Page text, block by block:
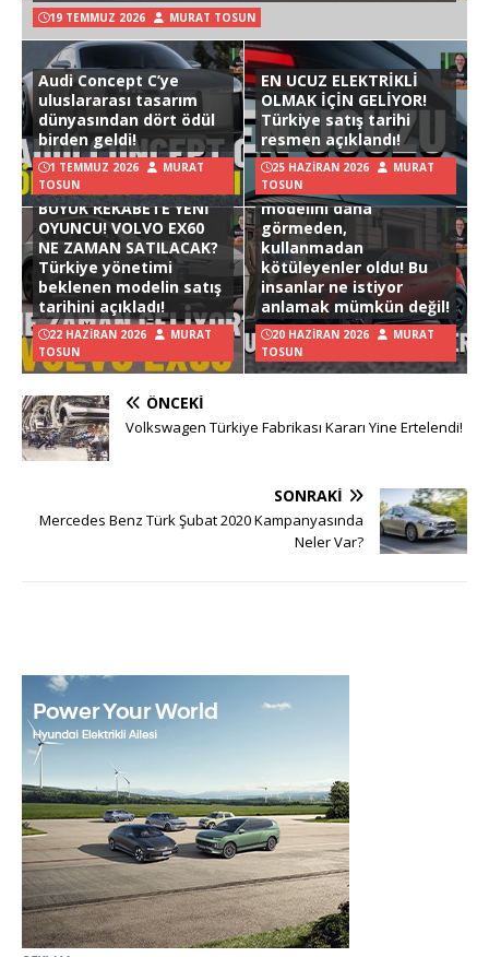
19 TEMMUZ 2026 MURAT TOSUN
Audi Concept C’ye
uluslararası tasarım
dünyasından dört ödül
birden geldi!
1 TEMMUZ 2026
MURAT
TOSUN
EN UCUZ ELEKTRİKLİ
OLMAK İÇİN GELİYOR!
Türkiye satış tarihi
resmen açıklandı!
25 HAZIRAN 2026
MURAT
TOSUN
BÜYÜK REKABETE YENİ
OYUNCU! VOLVO EX60
NE ZAMAN SATILACAK?
Türkiye yönetimi
beklenen modelin satış
tarihini açıkladı!
22 HAZIRAN 2026
MURAT
TOSUN
Hyundai Ioniq 3
modelini daha
görmeden,
kullanmadan
kötüleyenler oldu! Bu
insanlar ne istiyor
anlamak mümkün değil!
20 HAZIRAN 2026
MURAT
TOSUN
ÖNCEKI
Volkswagen Türkiye Fabrikası Kararı Yine Ertelendi!
SONRAKI
Mercedes Benz Türk Şubat 2020 Kampanyasında
Neler Var?